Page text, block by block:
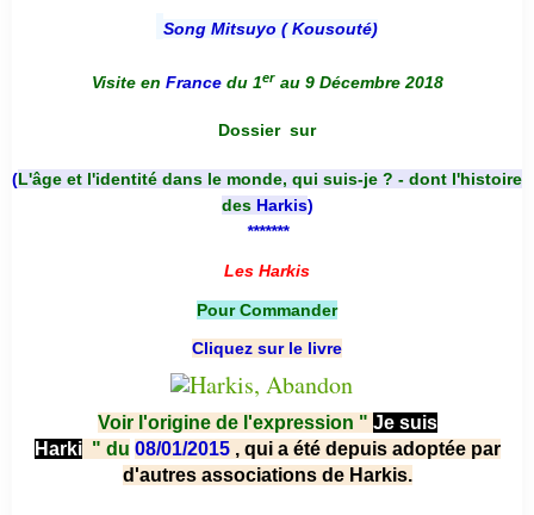
Song Mitsuyo ( Kousouté)
Visite en France du 1er au 9 Décembre 2018
Dossier sur
(L'âge et l'identité dans le monde, qui suis-je ? - dont l'histoire
des Harkis)
*******
Les Harkis
Pour Commander
Cliquez sur le livre
Voir l'origine de l'expression " Je suis
Harki " du 08/01/2015 , qui a été depuis adoptée par
d'autres associations de Harkis.